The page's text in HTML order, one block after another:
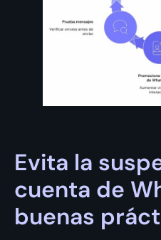
Evita la
cuenta de
buenas